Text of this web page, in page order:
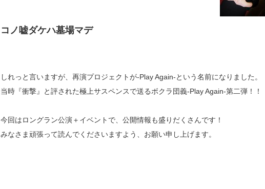
コノ嘘ダケハ墓場マデ
しれっと言いますが、再演プロジェクトが‐Play Again‐という名前になりました。
当時『衝撃』と評された極上サスペンスで送るボクラ団義‐Play Again‐第二弾！！
今回はロングラン公演＋イベントで、公開情報も盛りだくさんです！
みなさま頑張って読んでくださいますよう、お願い申し上げます。